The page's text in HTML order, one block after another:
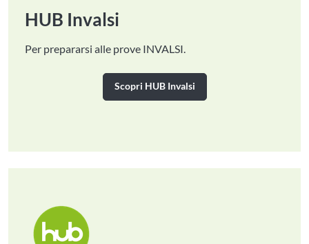
HUB Invalsi
Per prepararsi alle prove INVALSI.
Scopri HUB Invalsi